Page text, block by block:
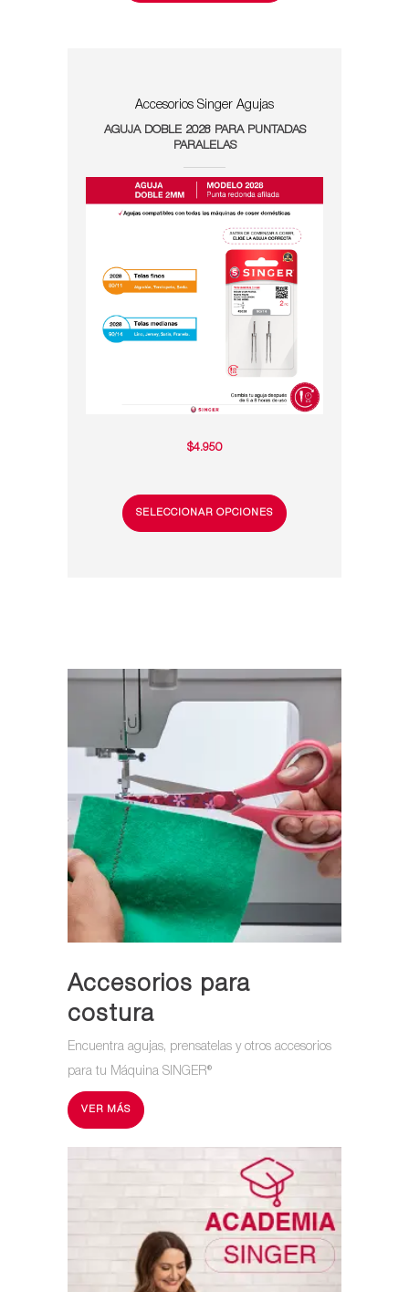
Accesorios Singer Agujas
AGUJA DOBLE 2028 PARA PUNTADAS
PARALELAS
$4.950
SELECCIONAR OPCIONES
Accesorios para
costura
Encuentra agujas, prensatelas y otros accesorios
para tu Máquina SINGER®
VER MÁS